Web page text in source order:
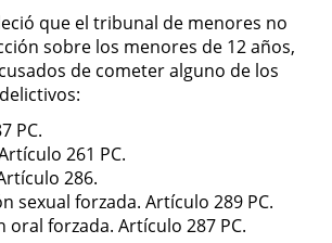
Petición para Anular una
Condena por Asesinato
Sello de Registros de Arresto
Violación de la Libertad
Condicional
Contra la Propiedad
que el tribunal de menores no
sobre los menores de 12 años,
de cometer alguno de los
PC.
261 PC.
286.
sexual forzada. Artículo 289 PC.
oral forzada. Artículo 287 PC.